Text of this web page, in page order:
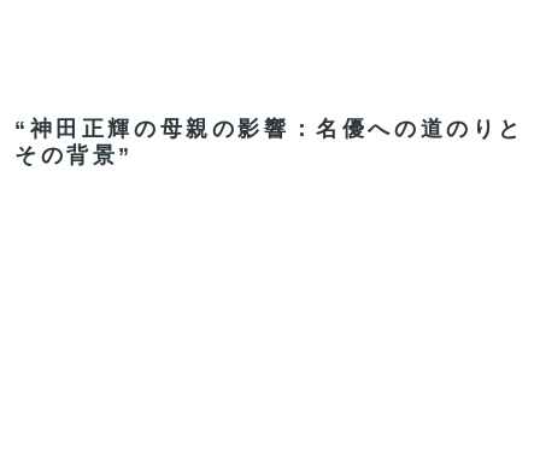
“神田正輝の母親の影響：名優への道のりと
その背景”